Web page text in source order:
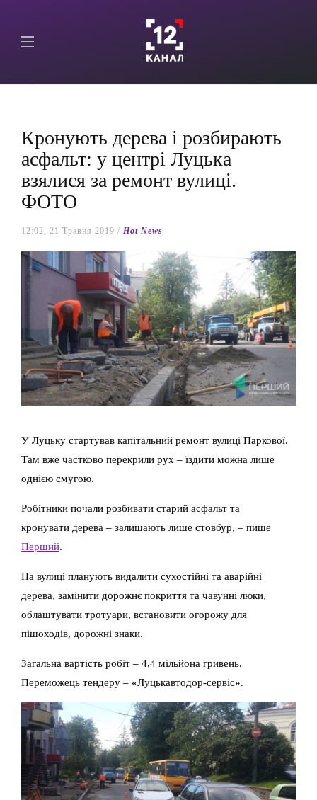
Кронують дерева і розбирають
асфальт: у центрі Луцька
взялися за ремонт вулиці.
ФОТО
12:02, 21 Травня 2019 / Hot News
У Луцьку стартував капітальний ремонт вулиці Паркової.
Там вже частково перекрили рух – їздити можна лише
однією смугою.
Робітники почали розбивати старий асфальт та
кронувати дерева – залишають лише стовбур, – пише
Перший.
На вулиці планують видалити сухостійні та аварійні
дерева, замінити дорожнє покриття та чавунні люки,
облаштувати тротуари, встановити огорожу для
пішоходів, дорожні знаки.
Загальна вартість робіт – 4,4 мільйона гривень.
Переможець тендеру – «Луцькавтодор-сервіс».